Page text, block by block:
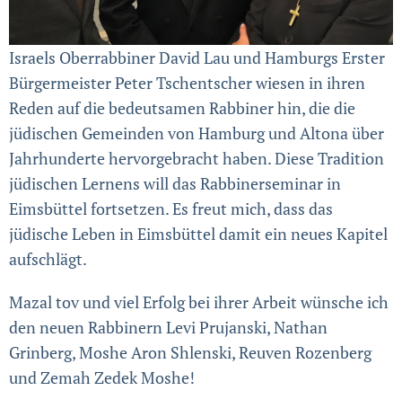
Israels Oberrabbiner David Lau und Hamburgs Erster
Bürgermeister Peter Tschentscher wiesen in ihren
Reden auf die bedeutsamen Rabbiner hin, die die
jüdischen Gemeinden von Hamburg und Altona über
Jahrhunderte hervorgebracht haben. Diese Tradition
jüdischen Lernens will das Rabbinerseminar in
Eimsbüttel fortsetzen. Es freut mich, dass das
jüdische Leben in Eimsbüttel damit ein neues Kapitel
aufschlägt.
Mazal tov und viel Erfolg bei ihrer Arbeit wünsche ich
den neuen Rabbinern Levi Prujanski, Nathan
Grinberg, Moshe Aron Shlenski, Reuven Rozenberg
und Zemah Zedek Moshe!